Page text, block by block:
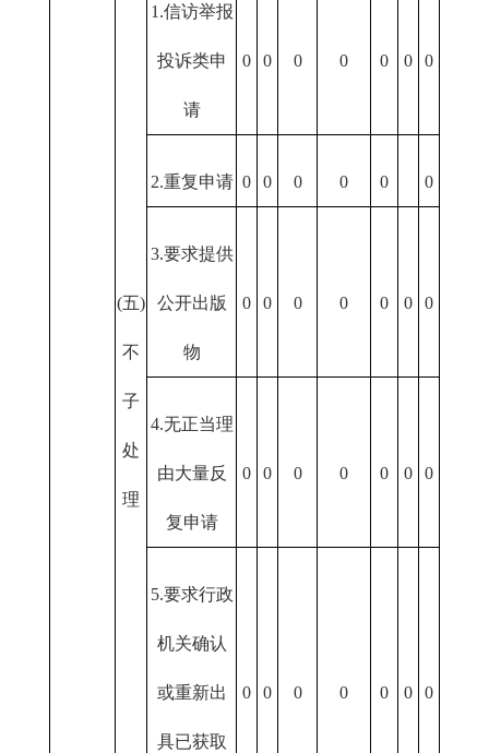
(五)
不
子
处
理
1.信访举报
投诉类申
请
0 0 0 0 0 0 0
2.重复申请 0 0 0 0 0 0
3.要求提供
公开出版
物
0 0 0 0 0 0 0
4.无正当理
由大量反
复申请
0 0 0 0 0 0 0
5.要求行政
机关确认
或重新出
具已获取
0 0 0 0 0 0 0